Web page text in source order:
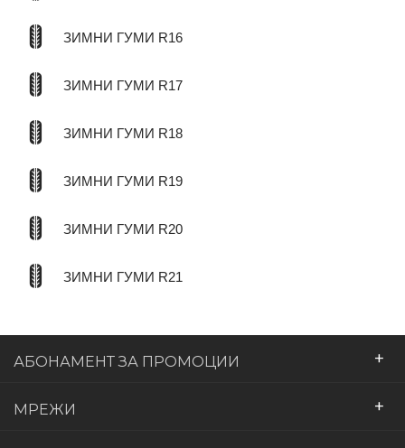
ЗИМНИ ГУМИ R16
ЗИМНИ ГУМИ R17
ЗИМНИ ГУМИ R18
ЗИМНИ ГУМИ R19
ЗИМНИ ГУМИ R20
ЗИМНИ ГУМИ R21
АБОНАМЕНТ ЗА ПРОМОЦИИ +
МРЕЖИ +